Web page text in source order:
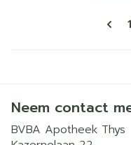
1
Neem contact
BVBA Apotheek Thys